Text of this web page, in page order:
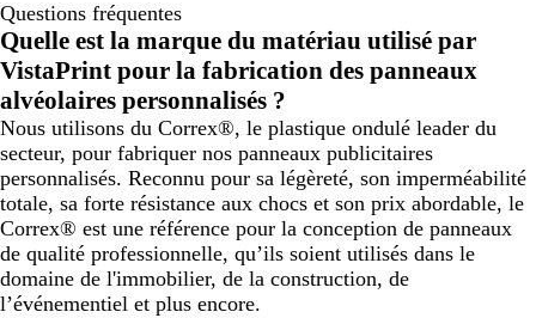
Questions fréquentes
Quelle est la marque du matériau utilisé par
VistaPrint pour la fabrication des panneaux
alvéolaires personnalisés ?
Nous utilisons du Correx®, le plastique ondulé leader du
secteur, pour fabriquer nos panneaux publicitaires
personnalisés. Reconnu pour sa légèreté, son imperméabilité
totale, sa forte résistance aux chocs et son prix abordable, le
Correx® est une référence pour la conception de panneaux
de qualité professionnelle, qu’ils soient utilisés dans le
domaine de l'immobilier, de la construction, de
l’événementiel et plus encore.